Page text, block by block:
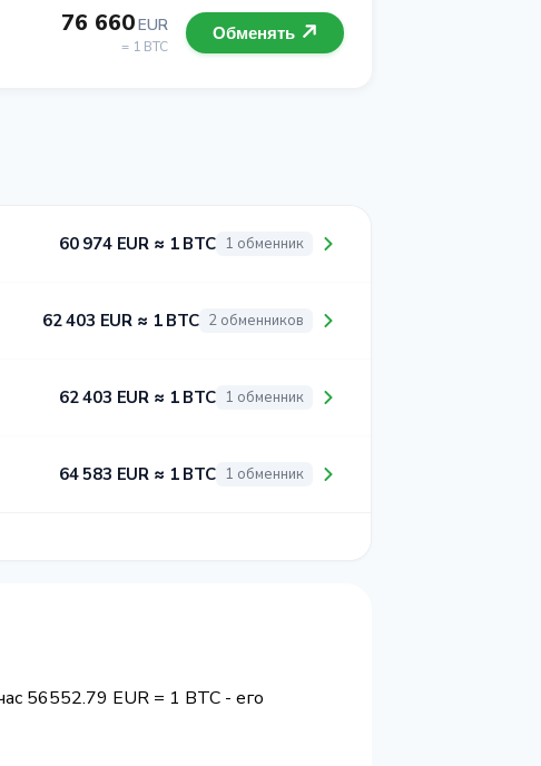
76 660EUR
= 1 BTC
Обменять
60 974 EUR ≈ 1 BTC 1 обменник
62 403 EUR ≈ 1 BTC 2 обменников
62 403 EUR ≈ 1 BTC 1 обменник
64 583 EUR ≈ 1 BTC 1 обменник
56552.79 EUR = 1 BTC - его